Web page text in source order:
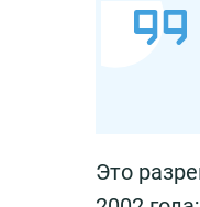
Это